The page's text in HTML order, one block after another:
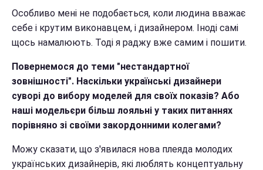
Особливо мені не подобається, коли людина вважає
себе і крутим виконавцем, і дизайнером. Іноді самі
щось намалюють. Тоді я раджу вже самим і пошити.
Повернемося до теми "нестандартної
зовнішності". Наскільки українські дизайнери
суворі до вибору моделей для своїх показів? Або
наші модельєри більш лояльні у таких питаннях
порівняно зі своїми закордонними колегами?
Можу сказати, що з'явилася нова плеяда молодих
українських дизайнерів, які люблять концептуальну